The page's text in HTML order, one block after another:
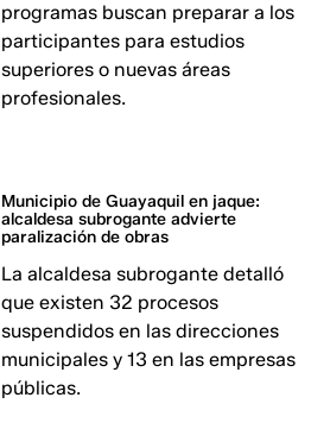
programas buscan preparar a los
participantes para estudios
superiores o nuevas áreas
profesionales.
Municipio de Guayaquil en jaque:
alcaldesa subrogante advierte
paralización de obras
La alcaldesa subrogante detalló
que existen 32 procesos
suspendidos en las direcciones
municipales y 13 en las empresas
públicas.